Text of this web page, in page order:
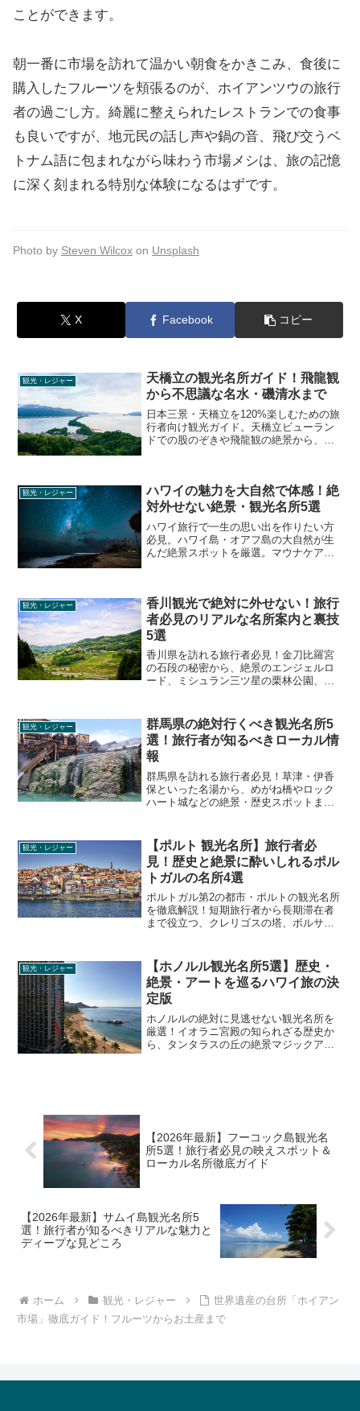
ことができます。
朝一番に市場を訪れて温かい朝食をかきこみ、食後に
購入したフルーツを頬張るのが、ホイアンツウの旅行
者の過ごし方。綺麗に整えられたレストランでの食事
も良いですが、地元民の話し声や鍋の音、飛び交うベ
トナム語に包まれながら味わう市場メシは、旅の記憶
に深く刻まれる特別な体験になるはずです。
Photo by Steven Wilcox on Unsplash
X Facebook コピー
観光・レジャー
天橋立の観光名所ガイド！飛龍観
から不思議な名水・磯清水まで
日本三景・天橋立を120%楽しむための旅
行者向け観光ガイド。天橋立ビューラン
ドでの股のぞきや飛龍観の絶景から、レ
観光・レジャー
ハワイの魅力を大自然で体感！絶
対外せない絶景・観光名所5選
ハワイ旅行で一生の思い出を作りたい方
必見。ハワイ島・オアフ島の大自然が生
んだ絶景スポットを厳選。マウナケアの
とともに徹底解説します。
観光・レジャー
香川観光で絶対に外せない！旅行
者必見のリアルな名所案内と裏技
5選
香川県を訪れる旅行者必見！金刀比羅宮
の石段の秘密から、絶景のエンジェルロ
ード、ミシュラン三ツ星の栗林公園、金
報を網羅した観光ガイドです。
観光・レジャー
群馬県の絶対行くべき観光名所5
選！旅行者が知るべきローカル情
報
群馬県を訪れる旅行者必見！草津・伊香
保といった名湯から、めがね橋やロック
ハート城などの絶景・歴史スポットま
す。
観光・レジャー
【ポルト 観光名所】旅行者必
見！歴史と絶景に酔いしれるポル
トガルの名所4選
ポルトガル第2の都市・ポルトの観光名所
を徹底解説！短期旅行者から長期滞在者
まで役立つ、クレリゴスの塔、ボルサ宮
報をお届けします。
観光・レジャー
【ホノルル観光名所5選】歴史・
絶景・アートを巡るハワイ旅の決
定版
ホノルルの絶対に見逃せない観光名所を
厳選！イオラニ宮殿の知られざる歴史か
ら、タンタラスの丘の絶景マジックアワ
【2026年最新】フーコック島観光名
所5選！旅行者必見の映えスポット＆
ローカル名所徹底ガイド
【2026年最新】サムイ島観光名所5
選！旅行者が知るべきリアルな魅力と
ディープな見どころ
ホーム 観光・レジャー
世界遺産の台所「ホイアン
市場」徹底ガイド！フルーツからお土産まで